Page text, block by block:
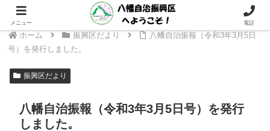
～ 支えあい つながり 次の世代へつなぐ 八幡地域に ～
ホーム 振興区だより
八幡自治振報（令和3年3月5日
号）を発行しました。
振興区だより
八幡自治振報（令和3年3月5日号）を発行
しました。
メニュー 電話